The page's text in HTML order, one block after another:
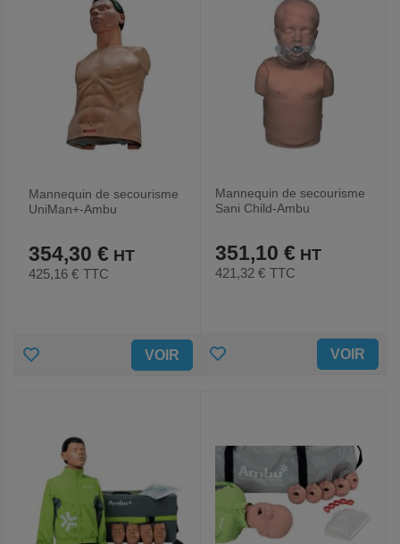
Mannequin de secourisme
UniMan+-Ambu
354,30 €
425,16 € TTC
AJOUTER VOIR
Mannequin de secourisme
Sani Child-Ambu
351,10 €
421,32 € TTC
AJOUTER VOIR